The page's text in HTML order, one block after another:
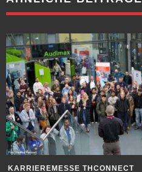
KARRIEREMESSE THCONNECT